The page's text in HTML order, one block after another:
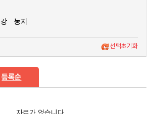
강 농지
선택초기화
등록순